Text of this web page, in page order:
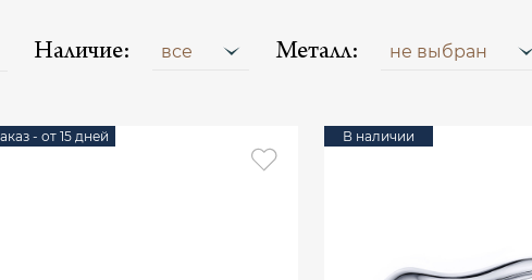
Наличие: все Металл: не выбран
- от 15 дней В наличии